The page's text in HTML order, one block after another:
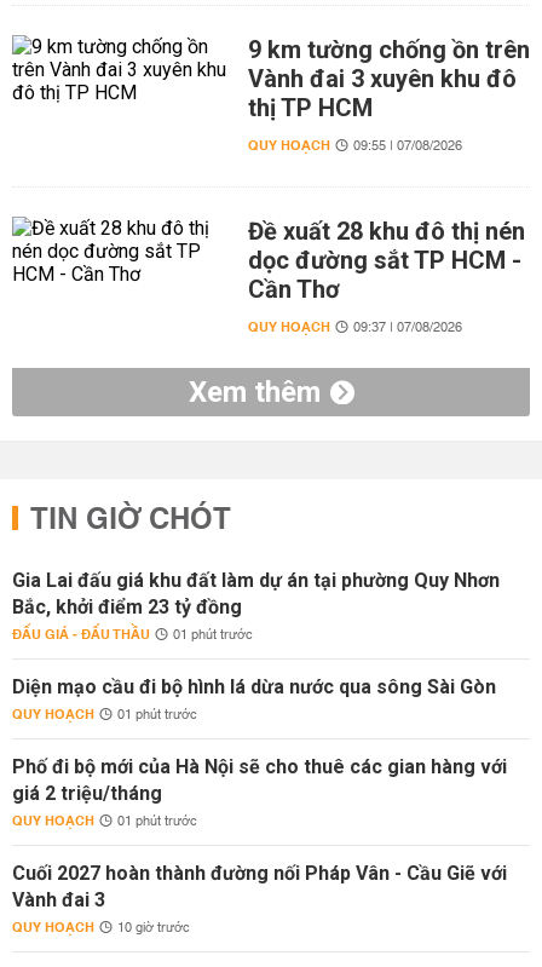
9 km tường chống ồn trên
Vành đai 3 xuyên khu đô
thị TP HCM
QUY HOẠCH 09:55 | 07/08/2026
Đề xuất 28 khu đô thị nén
dọc đường sắt TP HCM -
Cần Thơ
QUY HOẠCH 09:37 | 07/08/2026
Xem thêm
TIN GIỜ CHÓT
Gia Lai đấu giá khu đất làm dự án tại phường Quy Nhơn
Bắc, khởi điểm 23 tỷ đồng
ĐẤU GIÁ - ĐẤU THẦU 01 phút trước
Diện mạo cầu đi bộ hình lá dừa nước qua sông Sài Gòn
QUY HOẠCH 01 phút trước
Phố đi bộ mới của Hà Nội sẽ cho thuê các gian hàng với
giá 2 triệu/tháng
QUY HOẠCH 01 phút trước
Cuối 2027 hoàn thành đường nối Pháp Vân - Cầu Giẽ với
Vành đai 3
QUY HOẠCH 10 giờ trước